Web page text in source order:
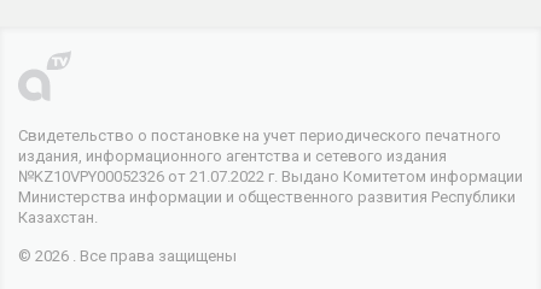
Свидетельство о постановке на учет периодического печатного
издания, информационного агентства и сетевого издания
№KZ10VPY00052326 от 21.07.2022 г. Выдано Комитетом информации
Министерства информации и общественного развития Республики
Казахстан.
© 2026 . Все права защищены